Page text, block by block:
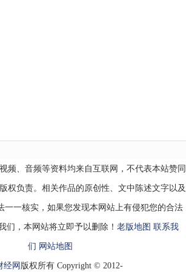
频、音频等资料均来自互联网，不代表本站赞同
权负责。相关作品的原创性、文中陈述文字以及
一一核实，如果您发现本网站上有侵犯您的合法
们，本网站将立即予以删除！ 老版地图 联系我
们 网站地图
经网 版权所有 Copyright © 2012-